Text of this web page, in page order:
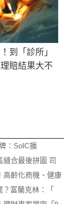
到「診所」
賠結果大不
：SoIC擴
縫合最後拼圖 司
高齡化商機、健康
富蘭克林：「